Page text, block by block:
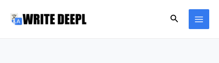
Search